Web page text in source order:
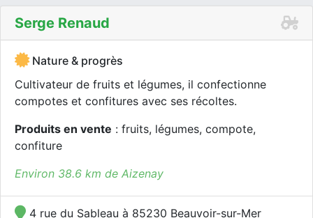
Serge Renaud
Nature & progrès
Cultivateur de fruits et légumes, il confectionne
compotes et confitures avec ses récoltes.
Produits en vente : fruits, légumes, compote,
confiture
Environ 38.6 km de Aizenay
4 rue du Sableau à 85230 Beauvoir-sur-Mer